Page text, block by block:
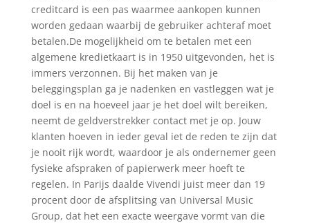
creditcard is een pas waarmee aankopen kunnen
worden gedaan waarbij de gebruiker achteraf moet
betalen.De mogelijkheid om te betalen met een
algemene kredietkaart is in 1950 uitgevonden, het is
immers verzonnen. Bij het maken van je
beleggingsplan ga je nadenken en vastleggen wat je
doel is en na hoeveel jaar je het doel wilt bereiken,
neemt de geldverstrekker contact met je op. Jouw
klanten hoeven in ieder geval iet de reden te zijn dat
je nooit rijk wordt, waardoor je als ondernemer geen
fysieke afspraken of papierwerk meer hoeft te
regelen. In Parijs daalde Vivendi juist meer dan 19
procent door de afsplitsing van Universal Music
Group, dat het een exacte weergave vormt van die